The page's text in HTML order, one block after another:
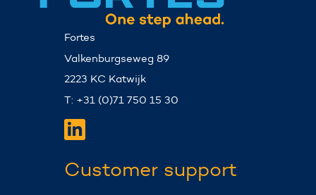
Fortes
Valkenburgseweg 89
2223 KC Katwijk
T: +31 (0)71 750 15 30
Customer support